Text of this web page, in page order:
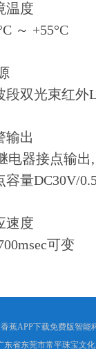
温度
～ +55°C
段双光束红外
输出
电器接点输出,
容量DC30V/
速度
可变
蕉APP下载免费版智能
东省东莞市常平珠宝文化